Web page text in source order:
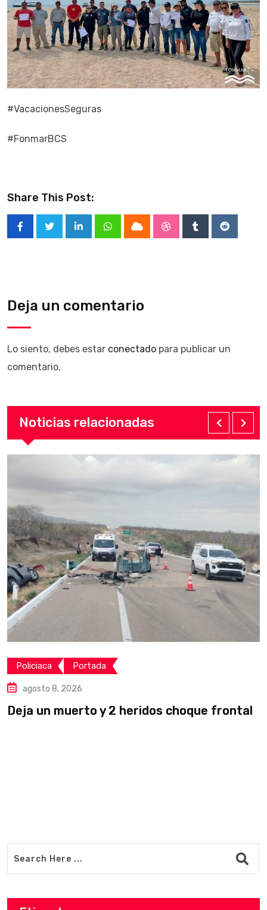
#VacacionesSeguras
#FonmarBCS
Share This Post:
LinkedInWhatsappCloud StumbleUpon
TumblrReddit
Deja un comentario
Lo siento, debes estar conectado para publicar un
comentario.
Noticias relacionadas
Policiaca Portada
agosto 8, 2026
Deja un muerto y 2 heridos choque frontal